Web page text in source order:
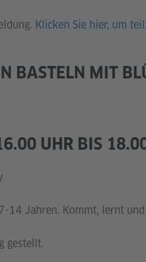
Klicken Sie hier, um
BASTELN MIT
UHR BIS
14 Jahren. Kommt, lernt
gestellt.